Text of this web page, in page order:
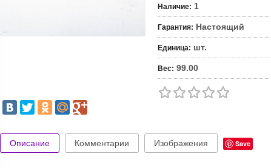
Наличие: 1
Гарантия: Настоящий
Единица: шт.
Вес: 99.00
Описание Комментарии Изображения Save